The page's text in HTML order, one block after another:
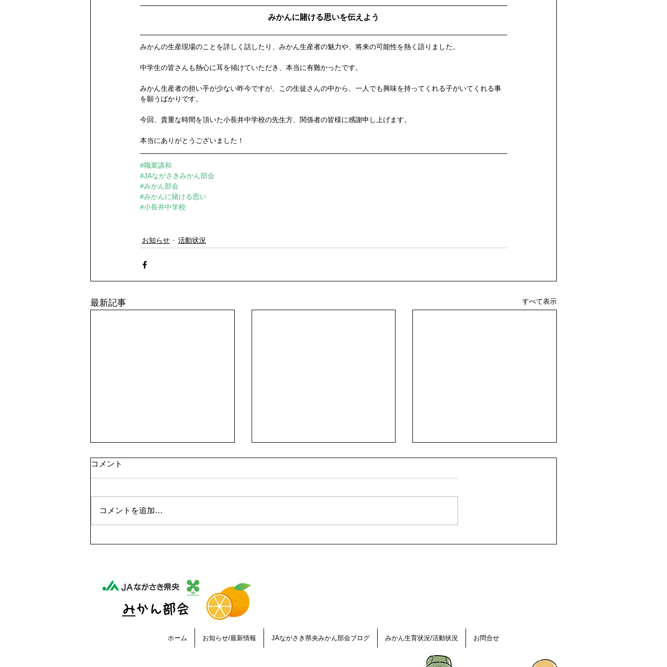
みかんに賭ける思いを伝えよう
みかんの生産現場のことを詳しく話したり、みかん生産者の魅力や、将来の可能性を熱く語りました。
中学生の皆さんも熱心に耳を傾けていただき、本当に有難かったです。
みかん生産者の担い手が少ない昨今ですが、この生徒さんの中から、一人でも興味を持ってくれる子がいてくれる事
を願うばかりです。
今回、貴重な時間を頂いた小長井中学校の先生方、関係者の皆様に感謝申し上げます。
本当にありがとうございました！
#職業講和
#JAながさきみかん部会
#みかん部会
#みかんに賭ける思い
#小長井中学校
お知らせ 活動状況
最新記事 すべて表示
コメント
コメントを追加…
​みかん部会
ホーム お知らせ/最新情報 JAながさき県央みかん部会ブログ みかん生育状況/活動状況 お問合せ